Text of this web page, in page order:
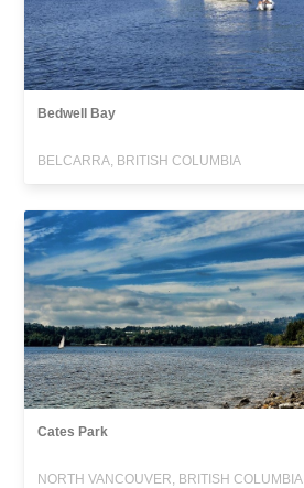
Bedwell Bay
BELCARRA, BRITISH COLUMBIA
Cates Park
NORTH VANCOUVER, BRITISH COLUMBIA